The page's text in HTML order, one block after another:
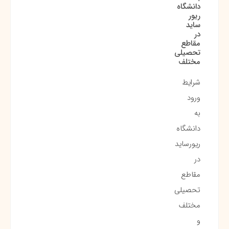
دانشگاه
ریور
ساید
در
مقاطع
تحصیلی
مختلف
شرایط
ورود
به
دانشگاه
ریورساید
در
مقاطع
تحصیلی
مختلف
و